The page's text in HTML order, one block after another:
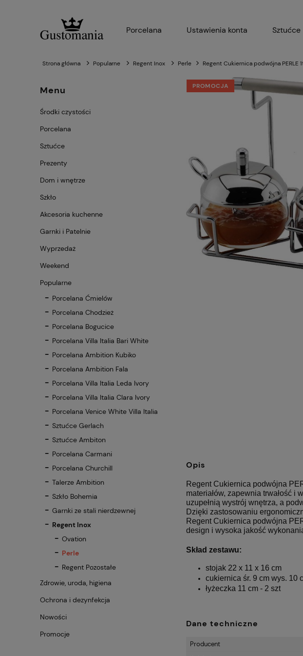
Porcelana Ustawienia konta Sztućce
Strona główna Popularne Regent Inox Perle Regent Cukiernica podwójna PERLE
Menu
Środki czystości
Porcelana
Sztućce
Prezenty
Dom i wnętrze
Szkło
Akcesoria kuchenne
Garnki i Patelnie
Wyprzedaż
Weekend
Popularne
Porcelana Ćmielów
Porcelana Chodzież
Porcelana Bogucice
Porcelana Villa Italia Bari White
Porcelana Ambition Kubiko
Porcelana Ambition Fala
Porcelana Villa Italia Leda Ivory
Porcelana Villa Italia Clara Ivory
Porcelana Venice White Villa Italia
Sztućce Gerlach
Sztućce Ambiton
Porcelana Carmani
Porcelana Churchill
Talerze Ambition
Szkło Bohemia
Garnki ze stali nierdzewnej
Regent Inox
Ovation
Perle
Regent Pozostałe
Zdrowie, uroda, higiena
Ochrona i dezynfekcja
Nowości
Promocje
PROMOCJA
Opis
Regent Cukiernica podwójna
materiałów, zapewnia trwałość i
uzupełnią wystrój wnętrza, a
Dzięki zastosowaniu
Regent Cukiernica podwójna
design i wysoka jakość
Skład zestawu:
stojak 22 x 11 x 16 cm
cukiernica śr. 9 cm wys. 10
łyżeczka 11 cm - 2 szt
Dane techniczne
Producent